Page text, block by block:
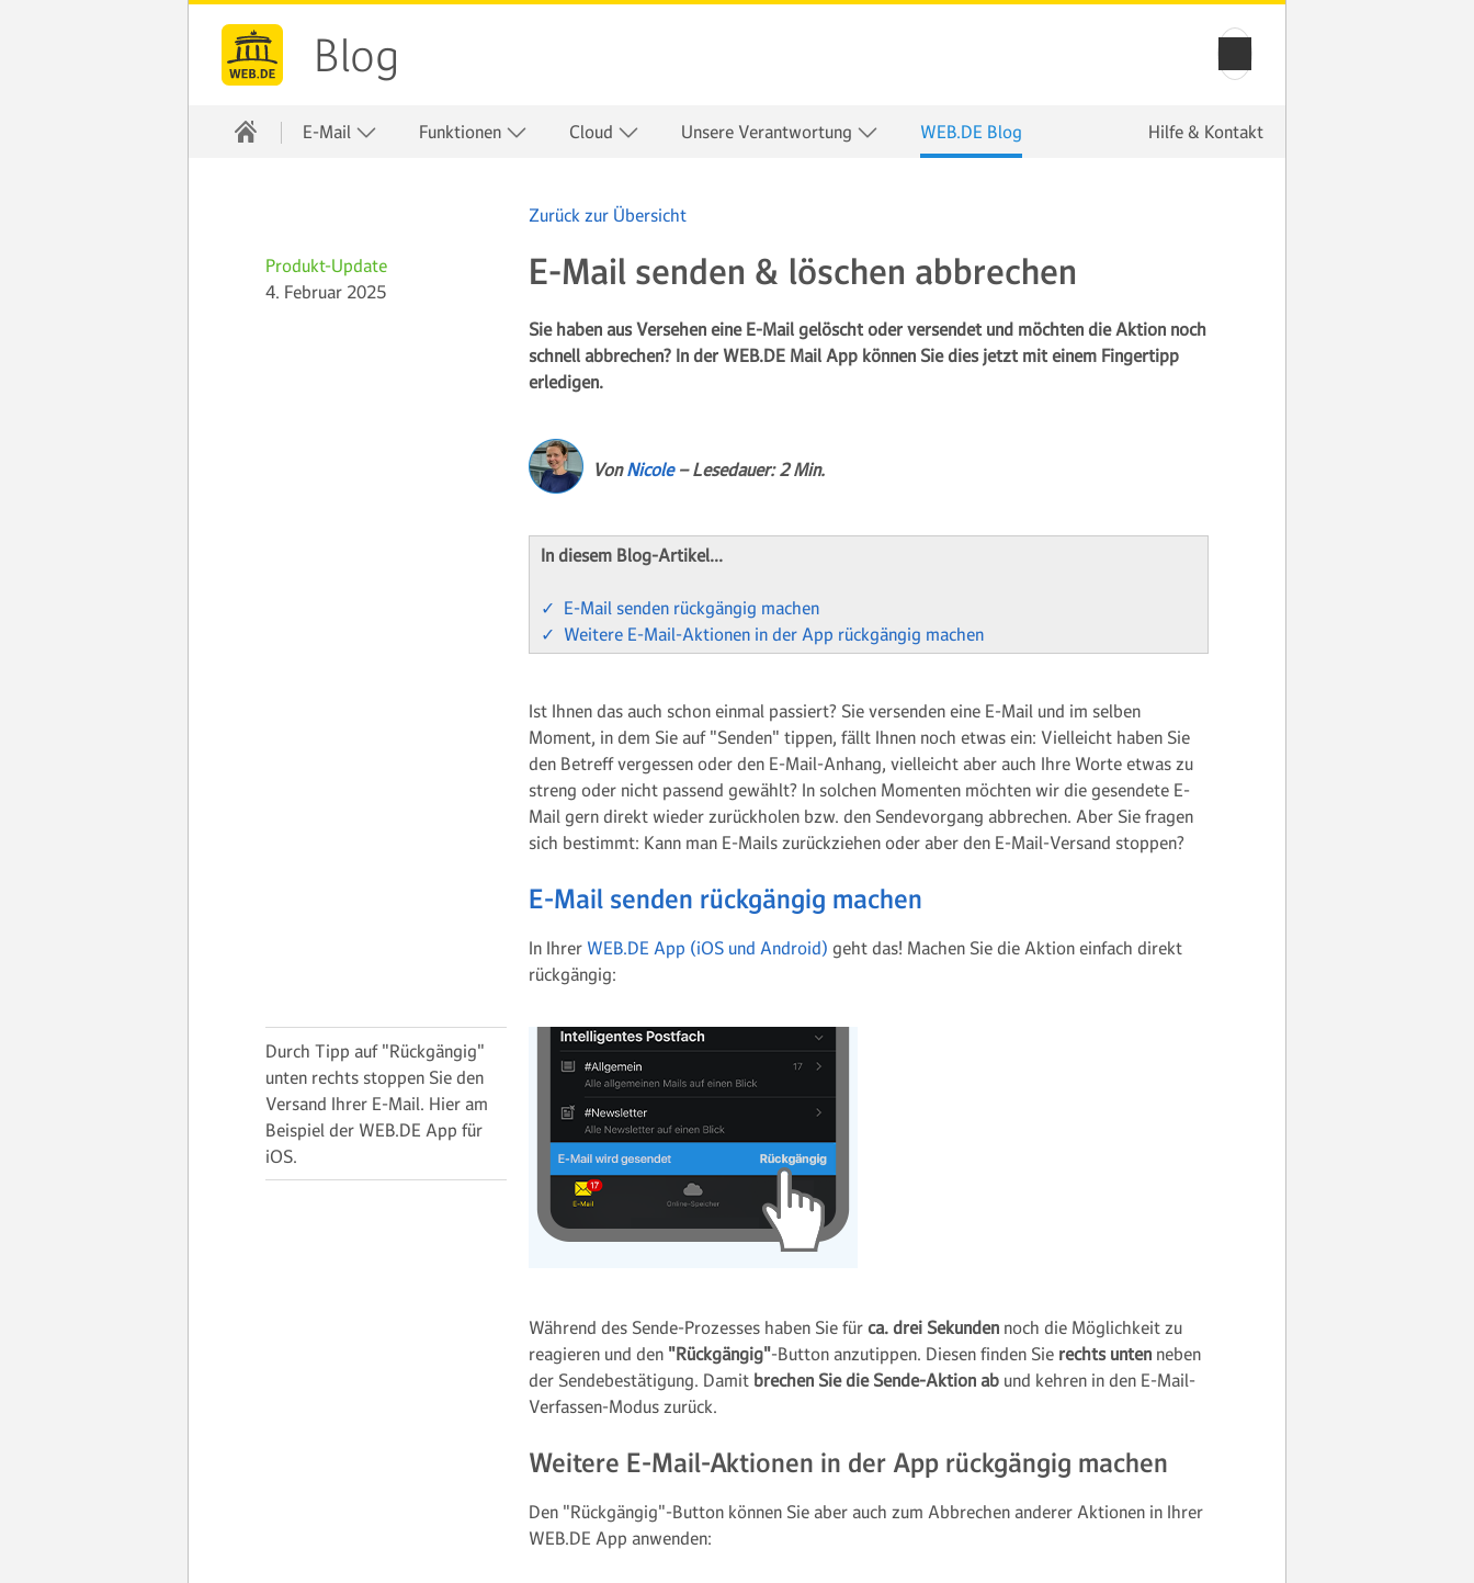
Blog
E-Mail Funktionen Cloud Unsere Verantwortung WEB.DE Blog Hilfe & Kontakt
Zurück zur Übersicht
Produkt-Update
4. Februar 2025
E-Mail senden & löschen abbrechen
Sie haben aus Versehen eine E-Mail gelöscht oder versendet und möchten die Aktion noch
schnell abbrechen? In der WEB.DE Mail App können Sie dies jetzt mit einem Fingertipp
erledigen.
VonNicole– Lesedauer: 2 Min.
In diesem Blog-Artikel…
✓ E-Mail senden rückgängig machen
✓ Weitere E-Mail-Aktionen in der App rückgängig machen
Ist Ihnen das auch schon einmal passiert? Sie versenden eine E-Mail und im selben
Moment, in dem Sie auf "Senden" tippen, fällt Ihnen noch etwas ein: Vielleicht haben Sie
den Betreff vergessen oder den E-Mail-Anhang, vielleicht aber auch Ihre Worte etwas zu
streng oder nicht passend gewählt? In solchen Momenten möchten wir die gesendete E-
Mail gern direkt wieder zurückholen bzw. den Sendevorgang abbrechen. Aber Sie fragen
sich bestimmt: Kann man E-Mails zurückziehen oder aber den E-Mail-Versand stoppen?
E-Mail senden rückgängig machen
In Ihrer WEB.DE App (iOS und Android) geht das! Machen Sie die Aktion einfach direkt
rückgängig:
Durch Tipp auf "Rückgängig"
unten rechts stoppen Sie den
Versand Ihrer E-Mail. Hier am
Beispiel der WEB.DE App für
iOS.
Während des Sende-Prozesses haben Sie für ca. drei Sekunden noch die Möglichkeit zu
reagieren und den "Rückgängig"-Button anzutippen. Diesen finden Sie rechts unten neben
der Sendebestätigung. Damit brechen Sie die Sende-Aktion ab und kehren in den E-Mail-
Verfassen-Modus zurück.
Weitere E-Mail-Aktionen in der App rückgängig machen
Den "Rückgängig"-Button können Sie aber auch zum Abbrechen anderer Aktionen in Ihrer
WEB.DE App anwenden: